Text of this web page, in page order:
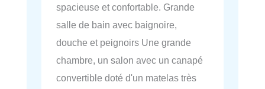
spacieuse et confortable. Grande
salle de bain avec baignoire,
douche et peignoirs Une grande
chambre, un salon avec un canapé
convertible doté d'un matelas très